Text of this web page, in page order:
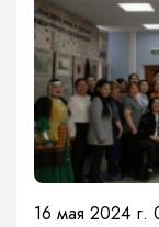
16 мая 2024 г.